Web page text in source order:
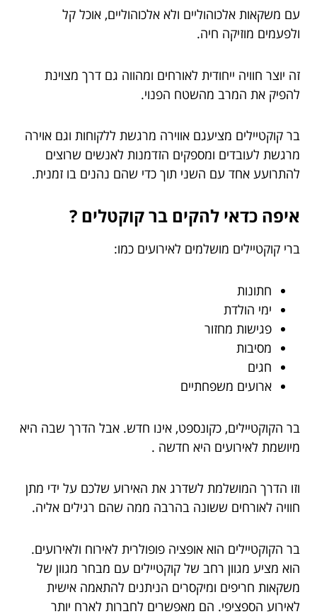
עם משקאות אלכוהוליים ולא אלכוהוליים, אוכל קל
ולפעמים מוזיקה חיה.
זה יוצר חוויה ייחודית לאורחים ומהווה גם דרך מצוינת
להפיק את המרב מהשטח הפנוי.
בר קוקטיילים מציעגם אווירה מרגשת ללקוחות וגם אוירה
מרגשת לעובדים ומספקים הזדמנות לאנשים שרוצים
להתרועע אחד עם השני תוך כדי שהם נהנים בו זמנית.
איפה כדאי להקים בר קוקטלים ?
ברי קוקטיילים מושלמים לאירועים כמו:
חתונות
ימי הולדת
פגישות מחזור
מסיבות
חגים
ארועים משפחתיים
בר הקוקטיילים, כקונספט, אינו חדש. אבל הדרך שבה היא
מיושמת לאירועים היא חדשה .
וזו הדרך המושלמת לשדרג את האירוע שלכם על ידי מתן
חוויה לאורחים ששונה בהרבה ממה שהם רגילים אליה.
בר הקוקטיילים הוא אופציה פופולרית לאירוח ולאירועים.
הוא מציע מגוון רחב של קוקטיילים עם מבחר מגוון של
משקאות חריפים ומיקסרים הניתנים להתאמה אישית
לאירוע הספציפי. הם מאפשרים לחברות לארח יותר